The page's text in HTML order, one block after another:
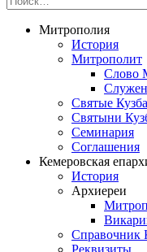
Митрополия
История
Митрополит
Слово
Святые
Святыни
Семинария
Соглашения
Кемеровская
История
Архиереи
Справочник